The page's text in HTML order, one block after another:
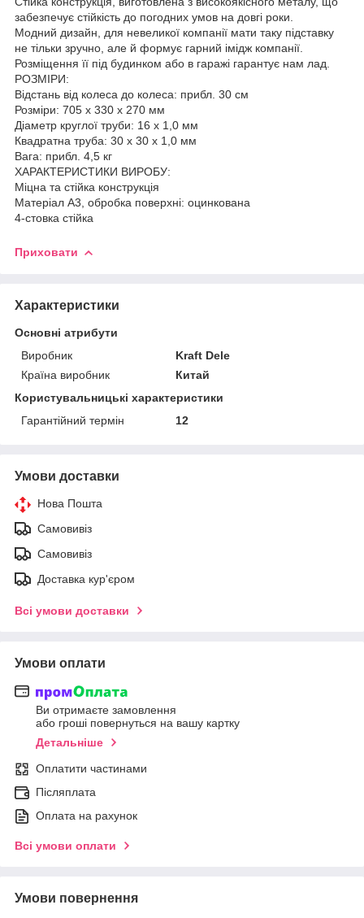
забезпечує стійкість до погодних умов на довгі роки.
Модний дизайн, для невеликої компанії мати таку підставку
не тільки зручно, але й формує гарний імідж компанії.
Розміщення її під будинком або в гаражі гарантує нам лад.
РОЗМІРИ:
Відстань від колеса до колеса: прибл. 30 см
Розміри: 705 x 330 x 270 мм
Діаметр круглої труби: 16 x 1,0 мм
Квадратна труба: 30 x 30 x 1,0 мм
Вага: прибл. 4,5 кг
ХАРАКТЕРИСТИКИ ВИРОБУ:
Міцна та стійка конструкція
Матеріал A3, обробка поверхні: оцинкована
4-стовка стійка
Приховати
Характеристики
Основні атрибути
Виробник
Kraft Dele
Країна виробник
Китай
Користувальницькі характеристики
Гарантійний термін
12
Умови доставки
Нова Пошта
Самовивіз
Самовивіз
Доставка кур'єром
Всі умови доставки
Умови оплати
Ви отримаєте замовлення
або гроші повернуться на вашу картку
Детальніше
Оплатити частинами
Післяплата
Оплата на рахунок
Всі умови оплати
Умови повернення